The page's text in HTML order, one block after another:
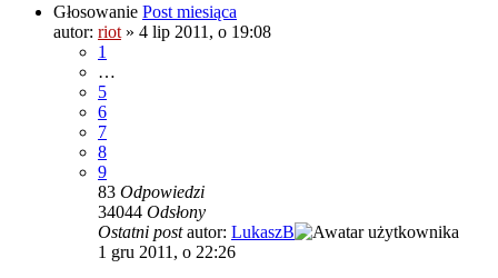
Głosowanie Post miesiąca
autor: riot » 4 lip 2011, o 19:08
1
…
5
6
7
8
9
83 Odpowiedzi
34044 Odsłony
Ostatni postautor: LukaszB
1 gru 2011, o 22:26